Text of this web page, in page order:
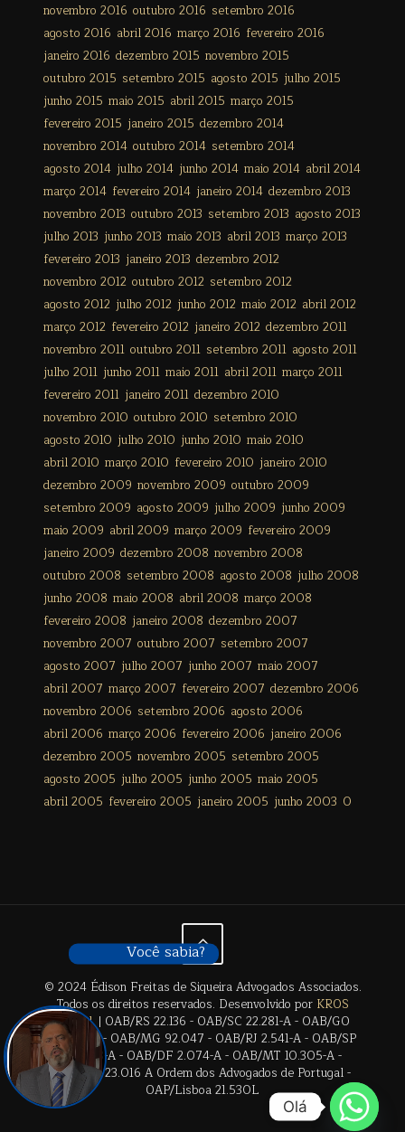
novembro 2016 outubro 2016 setembro 2016
agosto 2016 abril 2016 março 2016 fevereiro 2016
janeiro 2016 dezembro 2015 novembro 2015
outubro 2015 setembro 2015 agosto 2015 julho 2015
junho 2015 maio 2015 abril 2015 março 2015
fevereiro 2015 janeiro 2015 dezembro 2014
novembro 2014 outubro 2014 setembro 2014
agosto 2014 julho 2014 junho 2014 maio 2014 abril 2014
março 2014 fevereiro 2014 janeiro 2014 dezembro 2013
novembro 2013 outubro 2013 setembro 2013 agosto 2013
julho 2013 junho 2013 maio 2013 abril 2013 março 2013
fevereiro 2013 janeiro 2013 dezembro 2012
novembro 2012 outubro 2012 setembro 2012
agosto 2012 julho 2012 junho 2012 maio 2012 abril 2012
março 2012 fevereiro 2012 janeiro 2012 dezembro 2011
novembro 2011 outubro 2011 setembro 2011 agosto 2011
julho 2011 junho 2011 maio 2011 abril 2011 março 2011
fevereiro 2011 janeiro 2011 dezembro 2010
novembro 2010 outubro 2010 setembro 2010
agosto 2010 julho 2010 junho 2010 maio 2010
abril 2010 março 2010 fevereiro 2010 janeiro 2010
dezembro 2009 novembro 2009 outubro 2009
setembro 2009 agosto 2009 julho 2009 junho 2009
maio 2009 abril 2009 março 2009 fevereiro 2009
janeiro 2009 dezembro 2008 novembro 2008
outubro 2008 setembro 2008 agosto 2008 julho 2008
junho 2008 maio 2008 abril 2008 março 2008
fevereiro 2008 janeiro 2008 dezembro 2007
novembro 2007 outubro 2007 setembro 2007
agosto 2007 julho 2007 junho 2007 maio 2007
abril 2007 março 2007 fevereiro 2007 dezembro 2006
novembro 2006 setembro 2006 agosto 2006
abril 2006 março 2006 fevereiro 2006 janeiro 2006
dezembro 2005 novembro 2005 setembro 2005
agosto 2005 julho 2005 junho 2005 maio 2005
abril 2005 fevereiro 2005 janeiro 2005 junho 2003 0
© 2024 Édison Freitas de Siqueira Advogados Associados.
Todos os direitos reservados. Desenvolvido por KROS
Digital. | OAB/RS 22.136 - OAB/SC 22.281-A - OAB/GO
28.659-A - OAB/MG 92.047 - OAB/RJ 2.541-A - OAB/SP
17.2838-A - OAB/DF 2.074-A - OAB/MT 10.305-A -
OAB/BA 23.016 A Ordem dos Advogados de Portugal -
OAP/Lisboa 21.530L
Você sabia?
Olá